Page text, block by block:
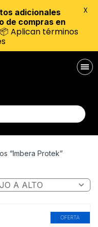
“Imbera Protek”
OFERTA
adicionales
de compras en
Aplican términos
X